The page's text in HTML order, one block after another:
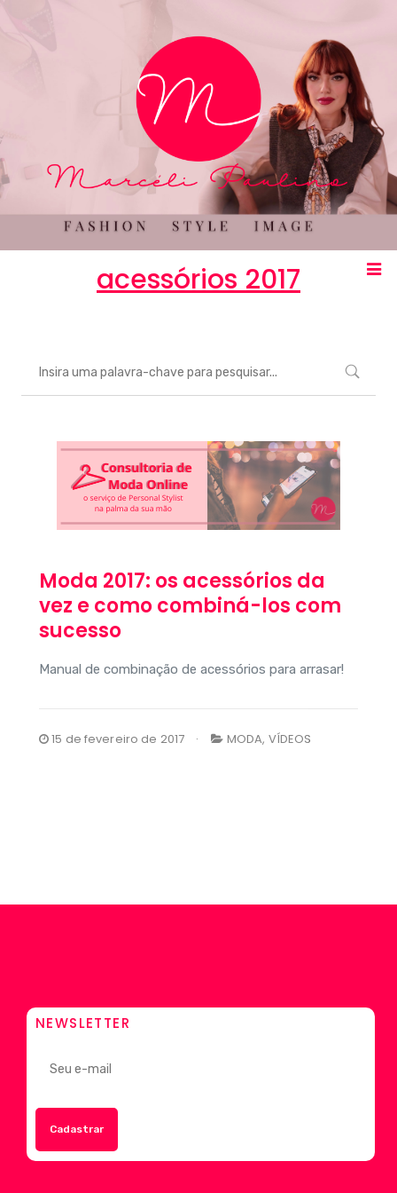
acessórios 2017
Moda 2017: os acessórios da
vez e como combiná-los com
sucesso
Manual de combinação de acessórios para arrasar!
15 de fevereiro de 2017 MODA, VÍDEOS
NEWSLETTER